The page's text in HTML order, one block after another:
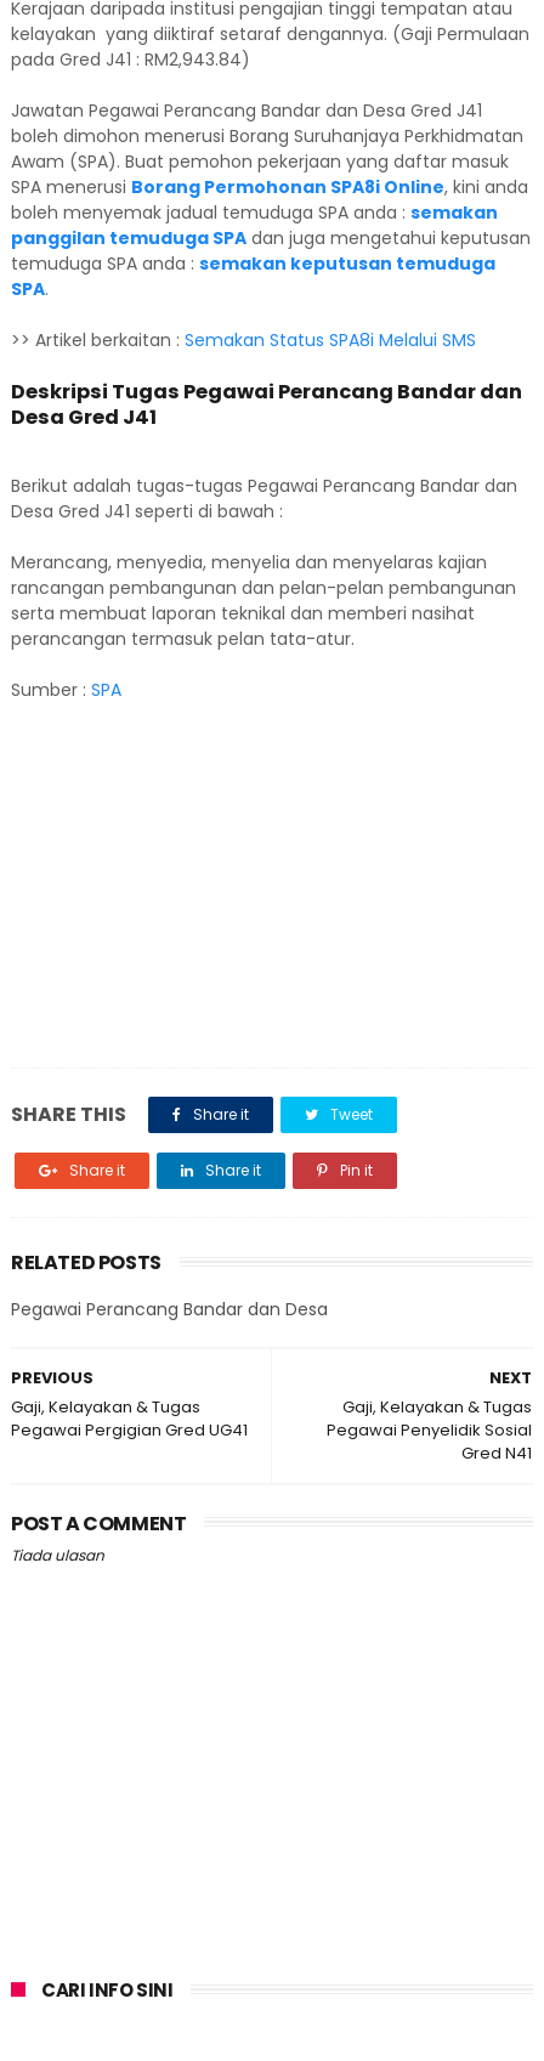
Kerajaan daripada institusi pengajian tinggi tempatan atau
kelayakan yang diiktiraf setaraf dengannya. (Gaji Permulaan
pada Gred J41 : RM2,943.84)
Jawatan Pegawai Perancang Bandar dan Desa Gred J41
boleh dimohon menerusi Borang Suruhanjaya Perkhidmatan
Awam (SPA). Buat pemohon pekerjaan yang daftar masuk
SPA menerusi Borang Permohonan SPA8i Online, kini anda
boleh menyemak jadual temuduga SPA anda : semakan
panggilan temuduga SPA dan juga mengetahui keputusan
temuduga SPA anda : semakan keputusan temuduga
SPA.
>> Artikel berkaitan : Semakan Status SPA8i Melalui SMS
Deskripsi Tugas Pegawai Perancang Bandar dan
Desa Gred J41
Berikut adalah tugas-tugas Pegawai Perancang Bandar dan
Desa Gred J41 seperti di bawah :
Merancang, menyedia, menyelia dan menyelaras kajian
rancangan pembangunan dan pelan-pelan pembangunan
serta membuat laporan teknikal dan memberi nasihat
perancangan termasuk pelan tata-atur.
Sumber : SPA
SHARE THIS Share it Tweet
Share it Share it Pin it
RELATED POSTS
Pegawai Perancang Bandar dan Desa
NEXT
Gaji, Kelayakan & Tugas
Pegawai Penyelidik Sosial
Gred N41
PREVIOUS
Gaji, Kelayakan & Tugas
Pegawai Pergigian Gred UG41
POST A COMMENT
Tiada ulasan
CARI INFO SINI